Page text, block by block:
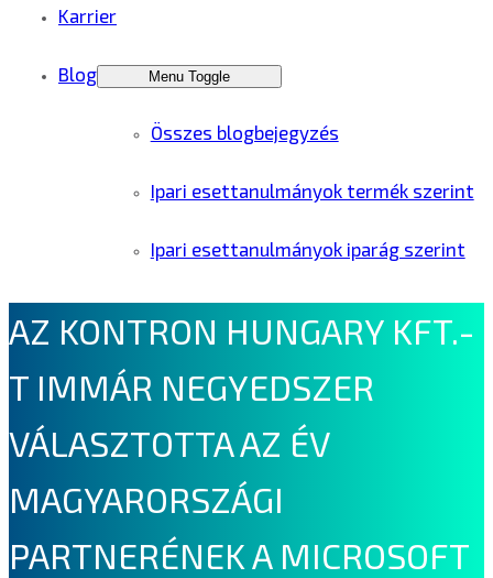
Karrier
Blog Menu Toggle
Összes blogbejegyzés
Ipari esettanulmányok termék szerint
Ipari esettanulmányok iparág szerint
AZ KONTRON HUNGARY KFT.-
T IMMÁR NEGYEDSZER
VÁLASZTOTTA AZ ÉV
MAGYARORSZÁGI
PARTNERÉNEK A MICROSOFT